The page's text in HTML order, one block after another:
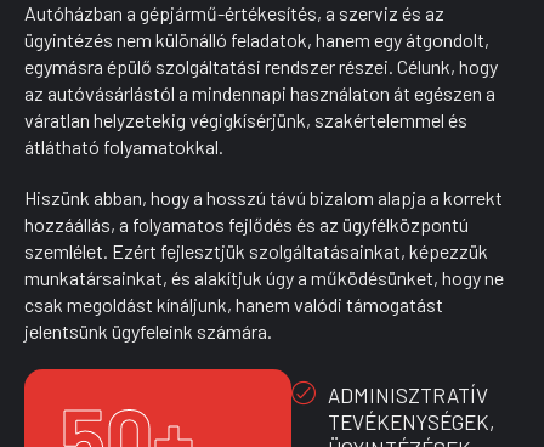
Autóházban a gépjármű-értékesítés, a szerviz és az
ügyintézés nem különálló feladatok, hanem egy átgondolt,
egymásra épülő szolgáltatási rendszer részei. Célunk, hogy
az autóvásárlástól a mindennapi használaton át egészen a
váratlan helyzetekig végigkísérjünk, szakértelemmel és
átlátható folyamatokkal.
Hiszünk abban, hogy a hosszú távú bizalom alapja a korrekt
hozzáállás, a folyamatos fejlődés és az ügyfélközpontú
szemlélet. Ezért fejlesztjük szolgáltatásainkat, képezzük
munkatársainkat, és alakítjuk úgy a működésünket, hogy ne
csak megoldást kínáljunk, hanem valódi támogatást
jelentsünk ügyfeleink számára.
ADMINISZTRATÍV
TEVÉKENYSÉGEK,